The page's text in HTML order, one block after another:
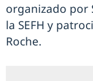
organizado por
la SEFH y
Roche.